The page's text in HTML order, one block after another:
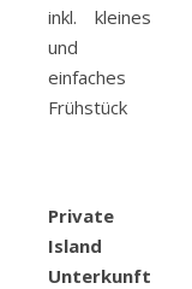
inkl. kleines
und
einfaches
Frühstück
Private
Island
Unterkunfts-